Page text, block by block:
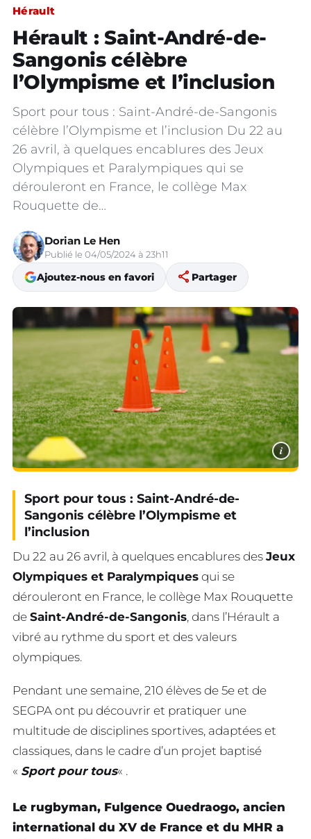
Hérault
Hérault : Saint-André-de-
Sangonis célèbre
l’Olympisme et l’inclusion
Sport pour tous : Saint-André-de-Sangonis
célèbre l’Olympisme et l’inclusion Du 22 au
26 avril, à quelques encablures des Jeux
Olympiques et Paralympiques qui se
dérouleront en France, le collège Max
Rouquette de…
Dorian Le Hen
Publié le 04/05/2024 à 23h11
Ajoutez-nous en favori share Partager
i
Sport pour tous : Saint-André-de-
Sangonis célèbre l’Olympisme et
l’inclusion
Du 22 au 26 avril, à quelques encablures des Jeux
Olympiques et Paralympiques qui se
dérouleront en France, le collège Max Rouquette
de Saint-André-de-Sangonis, dans l’Hérault a
vibré au rythme du sport et des valeurs
olympiques.
Pendant une semaine, 210 élèves de 5e et de
SEGPA ont pu découvrir et pratiquer une
multitude de disciplines sportives, adaptées et
classiques, dans le cadre d’un projet baptisé
« Sport pour tous« .
Le rugbyman, Fulgence Ouedraogo, ancien
international du XV de France et du MHR a